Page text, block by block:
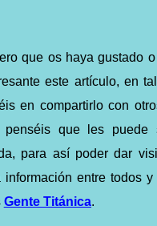
que os haya gustado
este artículo, en
en compartirlo con
penséis que les puede
para así poder dar
información entre todos y
Gente Titánica.